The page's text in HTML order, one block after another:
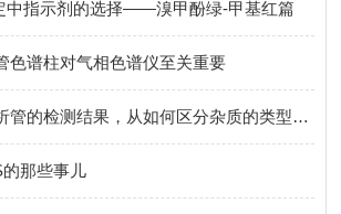
中指示剂的选择——溴甲酚绿-甲基红篇
色谱柱对气相色谱仪至关重要
上机分析热解析管的检测结果，从如何区分杂质的类型开始
那些事儿